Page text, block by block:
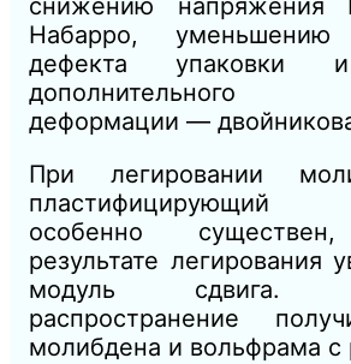
снижению напряжения
Набарро,
дефекта упаковки
дополнительного
деформации —
При легировании
особенно существен,
результате легирования
модуль сдвига.
распространение
молибдена и вольфрама с